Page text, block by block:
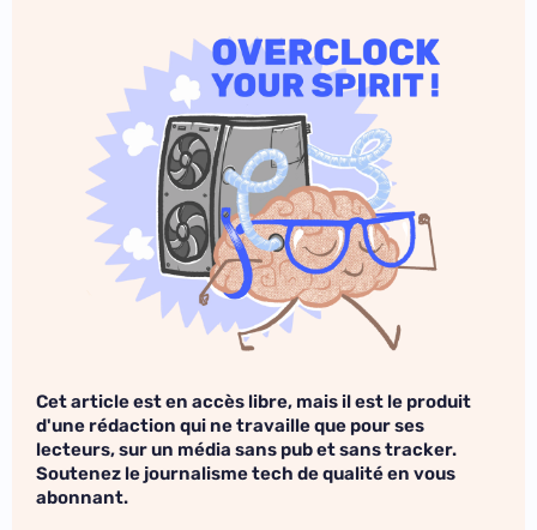
Cet article est en accès libre, mais il est le produit
d'une rédaction qui ne travaille que pour ses
lecteurs, sur un média sans pub et sans tracker.
Soutenez le journalisme tech de qualité en vous
abonnant.